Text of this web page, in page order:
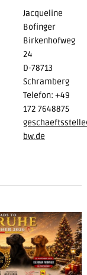
Jacqueline
Bofinger
Birkenhofweg
24
D-78713
Schramberg
Telefon: +49
172 7648875
bw.de